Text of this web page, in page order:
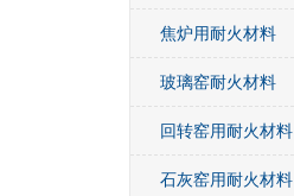
焦炉用耐火材料
玻璃窑耐火材料
回转窑用耐火材料
石灰窑用耐火材料